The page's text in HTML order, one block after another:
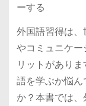
ーする
外国語習得は
やコミュニケ
リットがあり
語を学ぶか悩
か？本書では